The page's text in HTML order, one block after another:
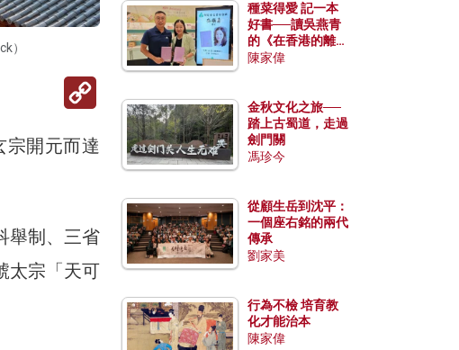
）
宗開元而達
舉制、三省
太宗「天可
種菜得愛 記一本
好書──讀吳燕青
的《在香港的離島
種菜》
陳家偉
金秋文化之旅──
踏上古蜀道，走過
劍門關
馮珍今
從顧生岳到沈平：
一個座右銘的兩代
傳承
劉家美
行為不檢 培育教
化才能治本
陳家偉